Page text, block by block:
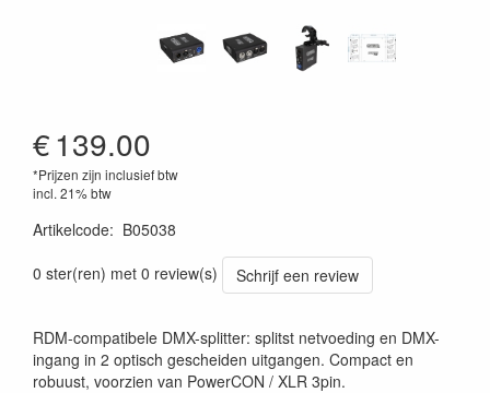
€139.00
*Prijzen zijn inclusief btw
incl. 21% btw
Artikelcode: B05038
0 ster(ren) met 0 review(s)
Schrijf een review
RDM-compatibele DMX-splitter: splitst netvoeding en DMX-
ingang in 2 optisch gescheiden uitgangen. Compact en
robuust, voorzien van PowerCON / XLR 3pin.